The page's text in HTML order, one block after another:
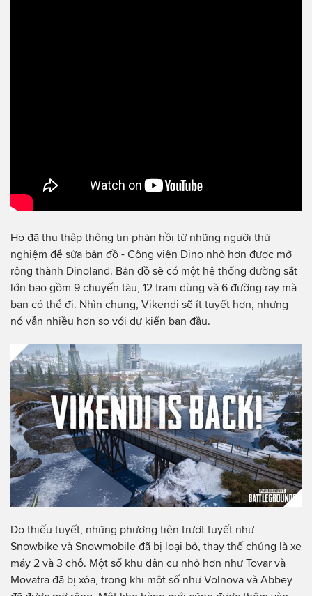
Họ đã thu thập thông tin phản hồi từ những người thử
nghiệm để sửa bản đồ - Công viên Dino nhỏ hơn được mở
rộng thành Dinoland. Bản đồ sẽ có một hệ thống đường sắt
lớn bao gồm 9 chuyến tàu, 12 trạm dùng và 6 đường ray mà
bạn có thể đi. Nhìn chung, Vikendi sẽ ít tuyết hơn, nhưng
nó vẫn nhiều hơn so với dự kiến ​​ban đầu.
Do thiếu tuyết, những phương tiện trượt tuyết như
Snowbike và Snowmobile đã bị loại bỏ, thay thế chúng là xe
máy 2 và 3 chỗ. Một số khu dân cư nhỏ hơn như Tovar và
Movatra đã bị xóa, trong khi một số như Volnova và Abbey